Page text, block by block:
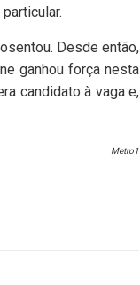
Desde então,
ganhou força nesta
candidato à vaga e,
Metro1